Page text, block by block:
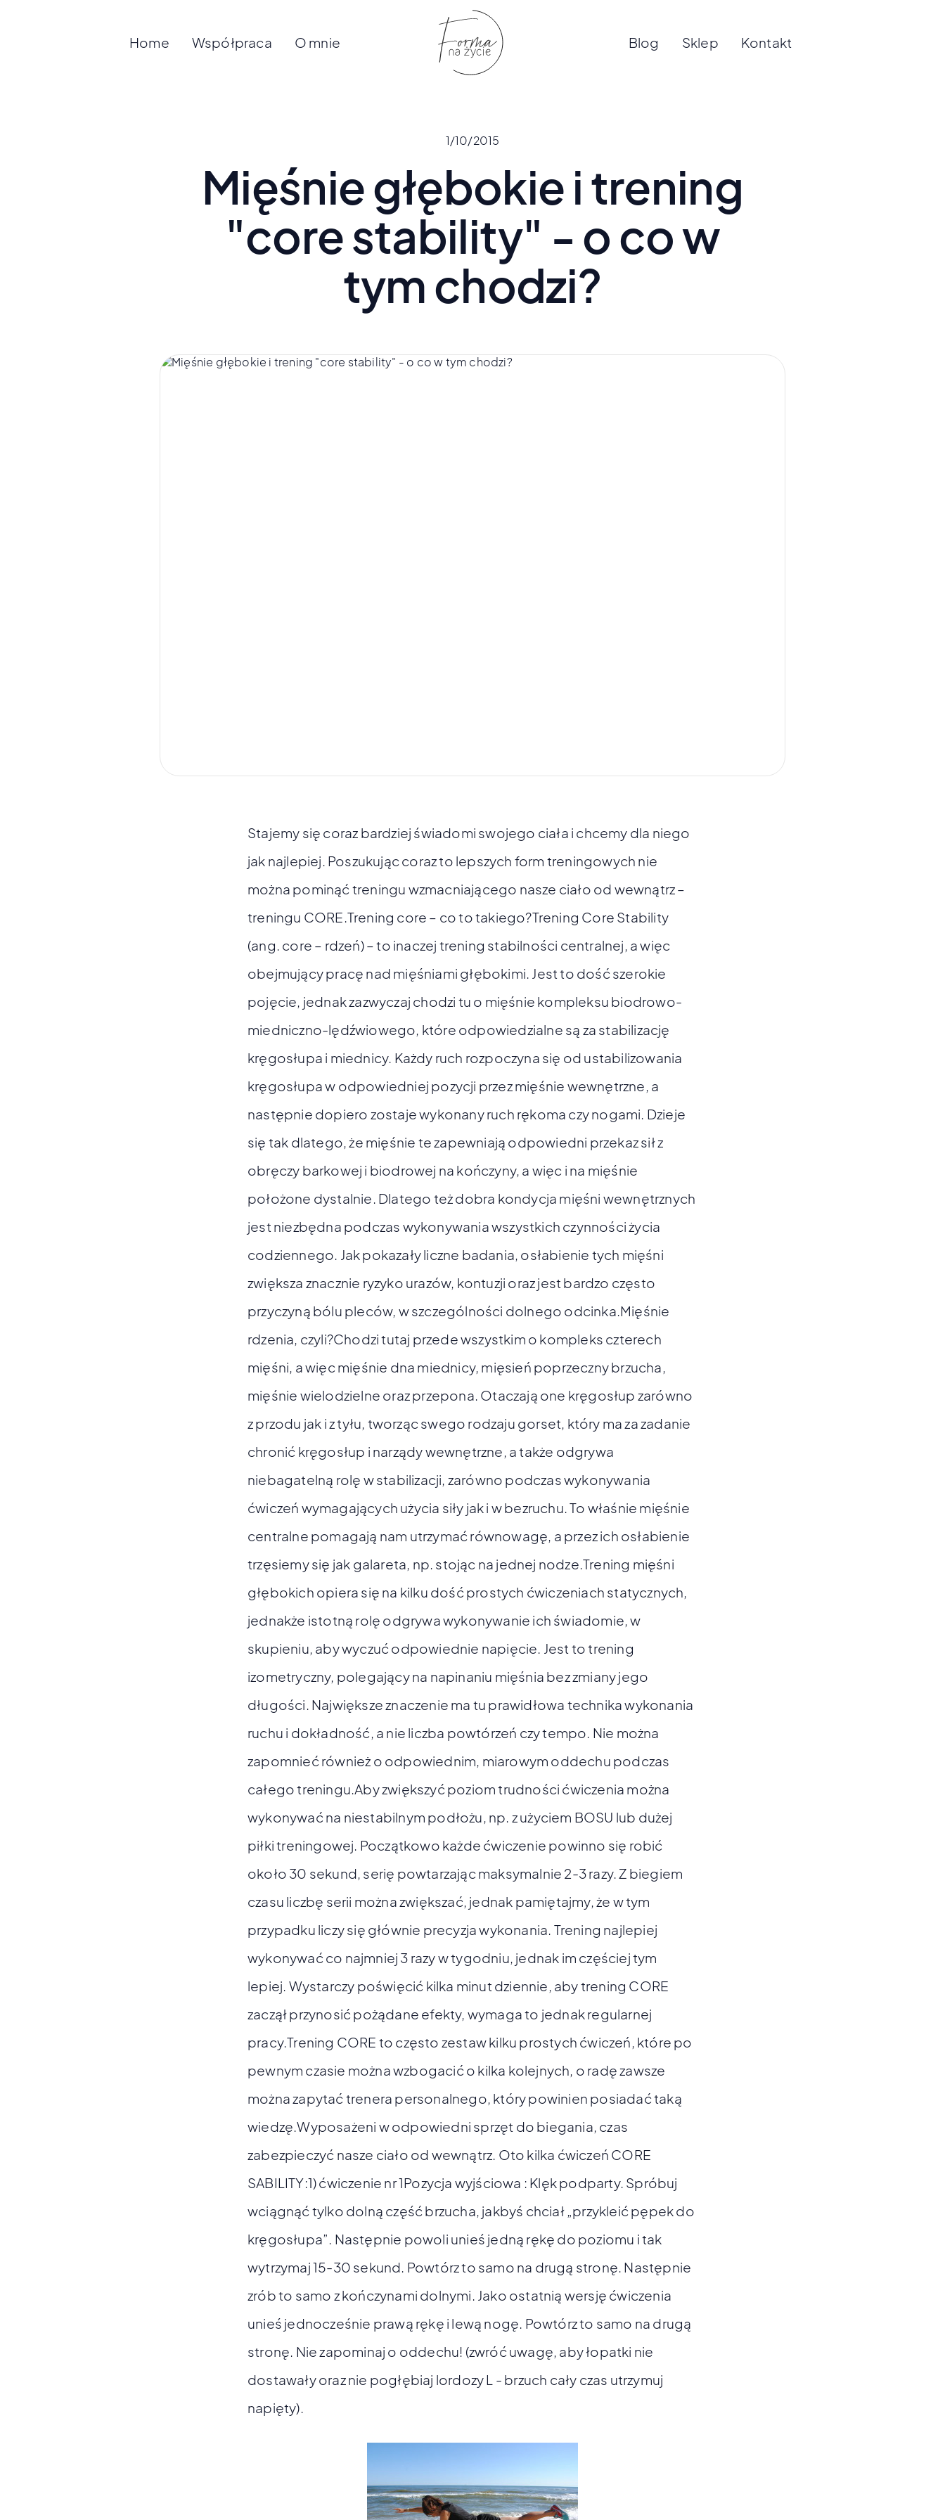
Home Współpraca O mnie Blog Sklep Kontakt
1/10/2015
Mięśnie głębokie i trening
"core stability" - o co w
tym chodzi?
Stajemy się coraz bardziej świadomi swojego ciała i chcemy dla niego
jak najlepiej. Poszukując coraz to lepszych form treningowych nie
można pominąć treningu wzmacniającego nasze ciało od wewnątrz –
treningu CORE.Trening core – co to takiego?Trening Core Stability
(ang. core – rdzeń) – to inaczej trening stabilności centralnej, a więc
obejmujący pracę nad mięśniami głębokimi. Jest to dość szerokie
pojęcie, jednak zazwyczaj chodzi tu o mięśnie kompleksu biodrowo-
miedniczno-lędźwiowego, które odpowiedzialne są za stabilizację
kręgosłupa i miednicy. Każdy ruch rozpoczyna się od ustabilizowania
kręgosłupa w odpowiedniej pozycji przez mięśnie wewnętrzne, a
następnie dopiero zostaje wykonany ruch rękoma czy nogami. Dzieje
się tak dlatego, że mięśnie te zapewniają odpowiedni przekaz sił z
obręczy barkowej i biodrowej na kończyny, a więc i na mięśnie
położone dystalnie. Dlatego też dobra kondycja mięśni wewnętrznych
jest niezbędna podczas wykonywania wszystkich czynności życia
codziennego. Jak pokazały liczne badania, osłabienie tych mięśni
zwiększa znacznie ryzyko urazów, kontuzji oraz jest bardzo często
przyczyną bólu pleców, w szczególności dolnego odcinka.Mięśnie
rdzenia, czyli?Chodzi tutaj przede wszystkim o kompleks czterech
mięśni, a więc mięśnie dna miednicy, mięsień poprzeczny brzucha,
mięśnie wielodzielne oraz przepona. Otaczają one kręgosłup zarówno
z przodu jak i z tyłu, tworząc swego rodzaju gorset, który ma za zadanie
chronić kręgosłup i narządy wewnętrzne, a także odgrywa
niebagatelną rolę w stabilizacji, zarówno podczas wykonywania
ćwiczeń wymagających użycia siły jak i w bezruchu. To właśnie mięśnie
centralne pomagają nam utrzymać równowagę, a przez ich osłabienie
trzęsiemy się jak galareta, np. stojąc na jednej nodze.Trening mięśni
głębokich opiera się na kilku dość prostych ćwiczeniach statycznych,
jednakże istotną rolę odgrywa wykonywanie ich świadomie, w
skupieniu, aby wyczuć odpowiednie napięcie. Jest to trening
izometryczny, polegający na napinaniu mięśnia bez zmiany jego
długości. Największe znaczenie ma tu prawidłowa technika wykonania
ruchu i dokładność, a nie liczba powtórzeń czy tempo. Nie można
zapomnieć również o odpowiednim, miarowym oddechu podczas
całego treningu.Aby zwiększyć poziom trudności ćwiczenia można
wykonywać na niestabilnym podłożu, np. z użyciem BOSU lub dużej
piłki treningowej. Początkowo każde ćwiczenie powinno się robić
około 30 sekund, serię powtarzając maksymalnie 2-3 razy. Z biegiem
czasu liczbę serii można zwiększać, jednak pamiętajmy, że w tym
przypadku liczy się głównie precyzja wykonania. Trening najlepiej
wykonywać co najmniej 3 razy w tygodniu, jednak im częściej tym
lepiej. Wystarczy poświęcić kilka minut dziennie, aby trening CORE
zaczął przynosić pożądane efekty, wymaga to jednak regularnej
pracy.Trening CORE to często zestaw kilku prostych ćwiczeń, które po
pewnym czasie można wzbogacić o kilka kolejnych, o radę zawsze
można zapytać trenera personalnego, który powinien posiadać taką
wiedzę.Wyposażeni w odpowiedni sprzęt do biegania, czas
zabezpieczyć nasze ciało od wewnątrz. Oto kilka ćwiczeń CORE
SABILITY:1) ćwiczenie nr 1Pozycja wyjściowa : Klęk podparty. Spróbuj
wciągnąć tylko dolną część brzucha, jakbyś chciał „przykleić pępek do
kręgosłupa”. Następnie powoli unieś jedną rękę do poziomu i tak
wytrzymaj 15-30 sekund. Powtórz to samo na drugą stronę. Następnie
zrób to samo z kończynami dolnymi. Jako ostatnią wersję ćwiczenia
unieś jednocześnie prawą rękę i lewą nogę. Powtórz to samo na drugą
stronę. Nie zapominaj o oddechu! (zwróć uwagę, aby łopatki nie
dostawały oraz nie pogłębiaj lordozy L - brzuch cały czas utrzymuj
napięty).